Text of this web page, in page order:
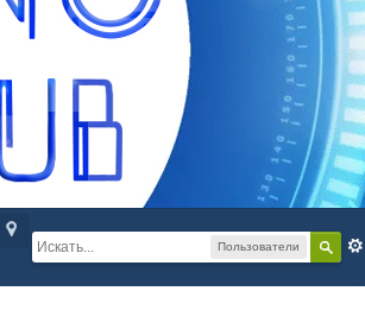
Пользователи